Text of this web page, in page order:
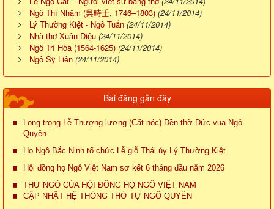
Ngô Thì Nhậm (吳時壬, 1746–1803) (24/11/2014)
Lý Thường Kiệt - Ngô Tuấn (24/11/2014)
Nhà thơ Xuân Diệu (24/11/2014)
Ngô Trí Hòa (1564-1625) (24/11/2014)
Ngô Sỹ Liên (24/11/2014)
Bài đăng gần đây
Long trọng Lễ Thượng lương (Cất nóc) Đền thờ Đức vua Ngô
Quyền
Họ Ngô Bắc Ninh tổ chức Lễ giỗ Thái úy Lý Thường Kiệt
Hội đồng họ Ngô Việt Nam sơ kết 6 tháng đầu năm 2026
THƯ NGỎ CỦA HỘI ĐỒNG HỌ NGÔ VIỆT NAM
CẬP NHẬT HỆ THỐNG THỜ TỰ NGÔ QUYỀN